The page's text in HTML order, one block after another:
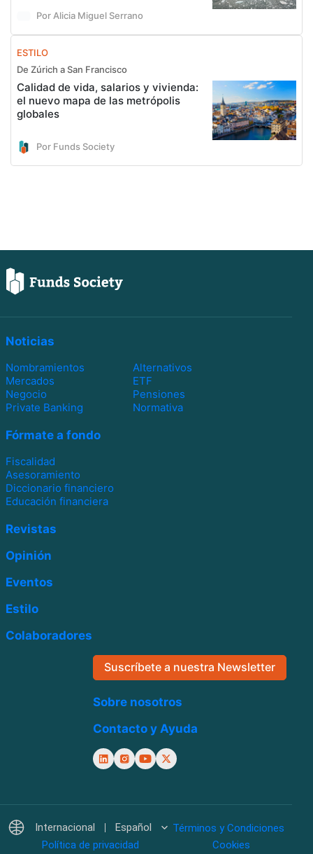
Por Alicia Miguel Serrano
ESTILO
De Zúrich a San Francisco
Calidad de vida, salarios y vivienda:
el nuevo mapa de las metrópolis
globales
Por Funds Society
Noticias
Nombramientos
Alternativos
Mercados
ETF
Negocio
Pensiones
Private Banking
Normativa
Fórmate a fondo
Fiscalidad
Asesoramiento
Diccionario financiero
Educación financiera
Revistas
Opinión
Eventos
Estilo
Colaboradores
Suscríbete a nuestra Newsletter
Sobre nosotros
Contacto y Ayuda
Internacional Español
Términos y Condiciones
Política de privacidad
Cookies